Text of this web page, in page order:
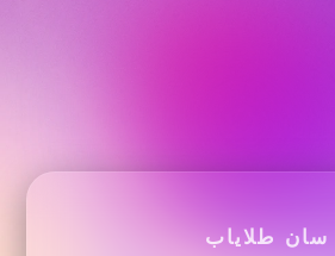
سان طلایاب